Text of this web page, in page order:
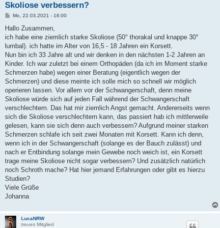
Skoliose verbessern?
B
i
r
a
Mo, 22.03.2021 - 16:00
Hallo Zusammen,
ich habe eine ziemlich starke Skoliose (50° thorakal und knappe 30°
lumbal). ich hatte im Alter von 16,5 - 18 Jahren ein Korsett.
Nun bin ich 33 Jahre alt und wir denken in den nächsten 1-2 Jahren an
Kinder. Ich war zuletzt bei einem Orthopäden (da ich im Moment starke
Schmerzen habe) wegen einer Beratung (eigentlich wegen der
Schmerzen) und diese meinte ich solle mich so schnell wir möglich
operieren lassen. Vor allem vor der Schwangerschaft, denn meine
Skoliose würde sich auf jeden Fall während der Schwangerschaft
verschlechtern. Das hat mir ziemlich Angst gemacht. Andererseits wenn
sich die Skoliose verschlechtern kann, das passiert hab ich mittlerweile
gelesen, kann sie sich denn auch verbessern? Aufgrund meiner starken
Schmerzen schlafe ich seit zwei Monaten mit Korsett. Kann ich denn,
wenn ich in der Schwangerschaft (solange es der Bauch zulässt) und
nach er Entbindung solange mein Gewebe noch weich ist, ein Korsett
trage meine Skoliose nicht sogar verbessern? Und zusätzlich natürlich
noch Schroth mache? Hat hier jemand Erfahrungen oder gibt es hierzu
Studien?
Viele Grüße
Johanna
LucaNRW
treues Mitglied